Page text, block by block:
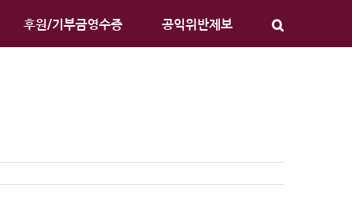
후원/기부금영수증 공익위반제보